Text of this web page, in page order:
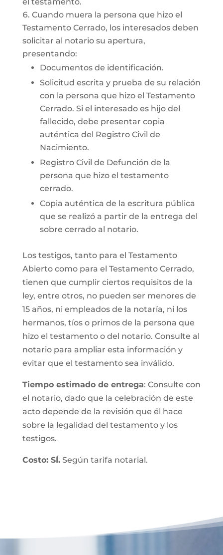
Cuando muera la persona que hizo el
Testamento Cerrado, los interesados deben
solicitar al notario su apertura,
presentando:
Documentos de identificación.
Solicitud escrita y prueba de su relación
con la persona que hizo el Testamento
Cerrado. Si el interesado es hijo del
fallecido, debe presentar copia
auténtica del Registro Civil de
Nacimiento.
Registro Civil de Defunción de la
persona que hizo el testamento
cerrado.
Copia auténtica de la escritura pública
que se realizó a partir de la entrega del
sobre cerrado al notario.
Los testigos, tanto para el Testamento
Abierto como para el Testamento Cerrado,
tienen que cumplir ciertos requisitos de la
ley, entre otros, no pueden ser menores de
15 años, ni empleados de la notaría, ni los
hermanos, tíos o primos de la persona que
hizo el testamento o del notario. Consulte al
notario para ampliar esta información y
evitar que el testamento sea inválido.
Tiempo estimado de entrega: Consulte con
el notario, dado que la celebración de este
acto depende de la revisión que él hace
sobre la legalidad del testamento y los
testigos.
Costo: SÍ.Según tarifa notarial.